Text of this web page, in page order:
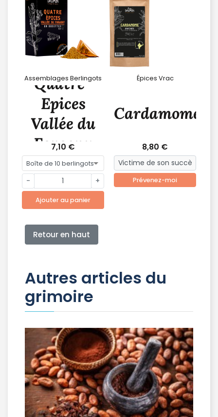
Assemblages Berlingots
Quatre-
Epices
Vallée du
Faraony
7,10 €
- +
Ajouter au panier
Épices Vrac
Cardamome
8,80 €
Prévenez-moi
Retour en haut
Autres articles du
grimoire